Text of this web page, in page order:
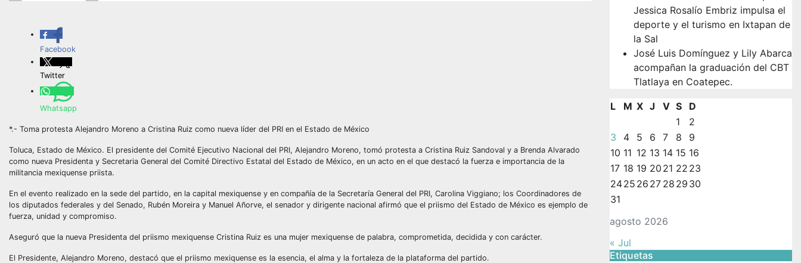
Facebook
Twitter
Whatsapp
*.- Toma protesta Alejandro Moreno a Cristina Ruiz como nueva líder del PRI en el Estado de México
Toluca, Estado de México. El presidente del Comité Ejecutivo Nacional del PRI, Alejandro Moreno, tomó protesta a Cristina Ruiz Sandoval y a Brenda Alvarado
como nueva Presidenta y Secretaria General del Comité Directivo Estatal del Estado de México, en un acto en el que destacó la fuerza e importancia de la
militancia mexiquense priista.
En el evento realizado en la sede del partido, en la capital mexiquense y en compañía de la Secretaría General del PRI, Carolina Viggiano; los Coordinadores de
los diputados federales y del Senado, Rubén Moreira y Manuel Añorve, el senador y dirigente nacional afirmó que el priismo del Estado de México es ejemplo de
fuerza, unidad y compromiso.
Aseguró que la nueva Presidenta del priismo mexiquense Cristina Ruiz es una mujer mexiquense de palabra, comprometida, decidida y con carácter.
El Presidente, Alejandro Moreno, destacó que el priismo mexiquense es la esencia, el alma y la fortaleza de la plataforma del partido.
Jessica Rosalío Embriz impulsa el
deporte y el turismo en Ixtapan de
la Sal
José Luis Domínguez y Lily Abarca
acompañan la graduación del CBT
Tlatlaya en Coatepec.
agosto 2026
L M X J V S
D
1
2
3
4 5 6 7 8
9
10 11 12 13 14 15 16
17 18 19 20 21 22 23
2425 26 27 28 29 30
31
« Jul
Etiquetas